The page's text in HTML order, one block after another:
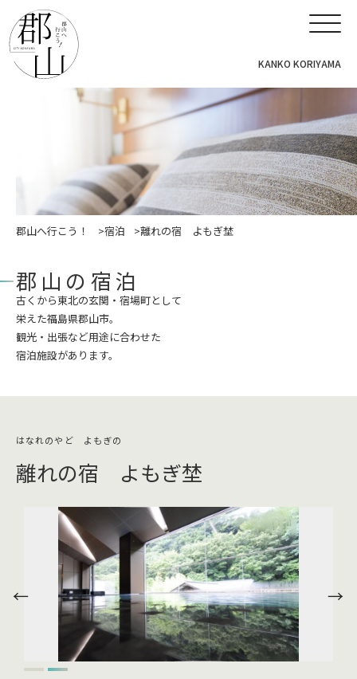
KANKO KORIYAMA
郡山へ行こう！ 宿泊 離れの宿 よもぎ埜
郡山の宿泊
古くから東北の玄関・宿場町として
栄えた福島県郡山市。
観光・出張など用途に合わせた
宿泊施設があります。
離れの宿 よもぎ埜